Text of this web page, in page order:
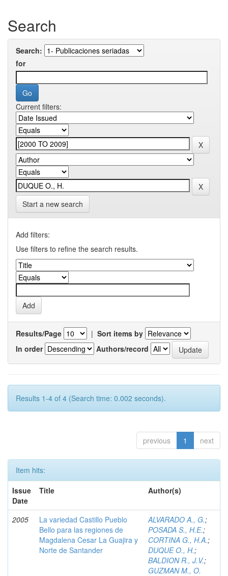
Search
Search:
for
Current filters:
Start a new search
Add filters:
Use filters to refine the search results.
Results/Page | Sort items by
In order
Authors/record
Results 1-4 of 4 (Search time: 0.002 seconds).
previous 1 next
Item hits:
Issue
Date
Title Author(s)
2005
La variedad Castillo Pueblo
Bello para las regiones de
Magdalena Cesar La Guajira y
Norte de Santander
ALVARADO A., G.;
POSADA S., H.E.;
CORTINA G., H.A.;
DUQUE O., H.;
BALDION R., J.V.;
GUZMAN M., O.